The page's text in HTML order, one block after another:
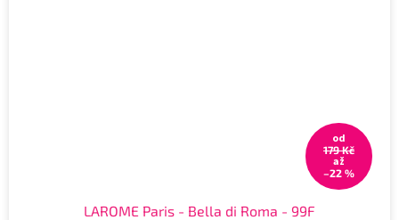
od
179 Kč
až
–22 %
LAROME Paris - Bella di Roma - 99F